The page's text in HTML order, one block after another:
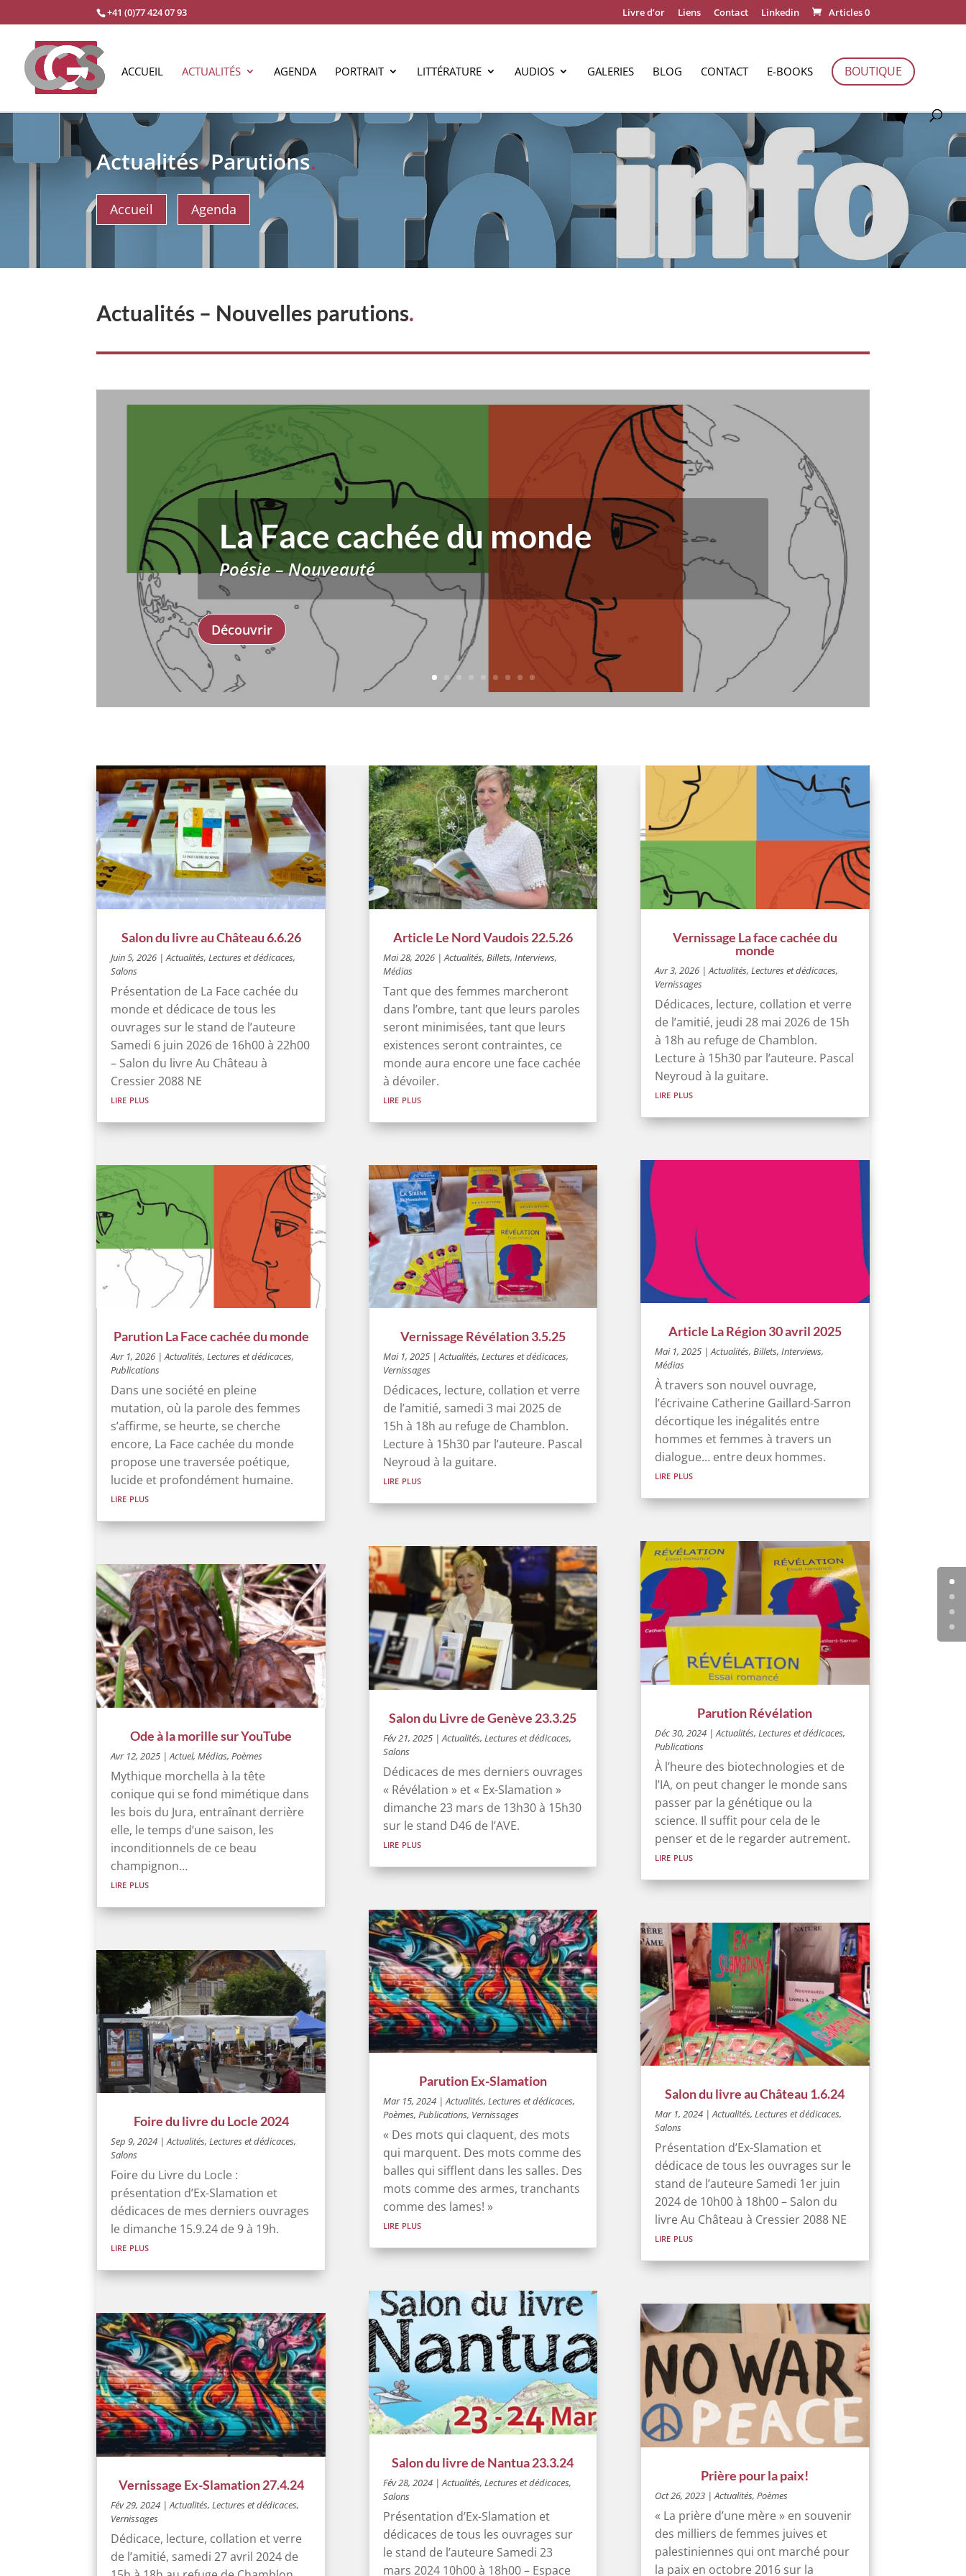
+41 (0)77 424 07 93 Livre d’or Liens Contact Linkedin Articles 0
ACCUEIL ACTUALITÉS AGENDA PORTRAIT LITTÉRATURE AUDIOS GALERIES BLOG CONTACT E-BOOKS BOUTIQUE
Actualités.Parutions.
Accueil Agenda
Actualités – Nouvelles parutions.
La Face cachée du monde
Poésie – Nouveauté
Découvrir
Salon du livre au Château 6.6.26
Juin 5, 2026 |Actualités,Lectures et dédicaces,
Salons
Présentation de La Face cachée du
monde et dédicace de tous les
ouvrages sur le stand de l’auteure
Samedi 6 juin 2026 de 16h00 à 22h00
– Salon du livre Au Château à
Cressier 2088 NE
lire plus
Parution La Face cachée du monde
Avr 1, 2026 |Actualités,Lectures et dédicaces,
Publications
Dans une société en pleine
mutation, où la parole des femmes
s’affirme, se heurte, se cherche
encore, La Face cachée du monde
propose une traversée poétique,
lucide et profondément humaine.
lire plus
Ode à la morille sur YouTube
Avr 12, 2025 |Actuel,Médias,Poèmes
Mythique morchella à la tête
conique qui se fond mimétique dans
les bois du Jura, entraînant derrière
elle, le temps d’une saison, les
inconditionnels de ce beau
champignon…
lire plus
Foire du livre du Locle 2024
Sep 9, 2024 |Actualités,Lectures et dédicaces,
Salons
Foire du Livre du Locle :
présentation d’Ex-Slamation et
dédicaces de mes derniers ouvrages
le dimanche 15.9.24 de 9 à 19h.
lire plus
Vernissage Ex-Slamation 27.4.24
Fév 29, 2024 |Actualités,Lectures et dédicaces,
Vernissages
Dédicace, lecture, collation et verre
de l’amitié, samedi 27 avril 2024 de
Article Le Nord Vaudois 22.5.26
Mai 28, 2026|Actualités, Billets, Interviews,
Médias
Tant que des femmes marcheront
dans l’ombre, tant que leurs paroles
seront minimisées, tant que leurs
existences seront contraintes, ce
monde aura encore une face cachée
à dévoiler.
lire plus
Vernissage Révélation 3.5.25
Mai 1, 2025|Actualités, Lectures et dédicaces,
Vernissages
Dédicaces, lecture, collation et verre
de l’amitié, samedi 3 mai 2025 de
15h à 18h au refuge de Chamblon.
Lecture à 15h30 par l’auteure. Pascal
Neyroud à la guitare.
lire plus
Salon du Livre de Genève 23.3.25
Fév 21, 2025|Actualités, Lectures et dédicaces,
Salons
Dédicaces de mes derniers ouvrages
« Révélation » et « Ex-Slamation »
dimanche 23 mars de 13h30 à 15h30
sur le stand D46 de l’AVE.
lire plus
Parution Ex-Slamation
Mar 15, 2024|Actualités, Lectures et dédicaces,
Poèmes, Publications, Vernissages
« Des mots qui claquent, des mots
qui marquent. Des mots comme des
balles qui sifflent dans les salles. Des
mots comme des armes, tranchants
comme des lames! »
lire plus
Salon du livre de Nantua 23.3.24
Fév 28, 2024|Actualités, Lectures et dédicaces,
Salons
Présentation d’Ex-Slamation et
dédicaces de tous les ouvrages sur
le stand de l’auteure Samedi 23
mars 2024 10h00 à 18h00 – Espace
Vernissage La face cachée du
monde
Avr 3, 2026|Actualités, Lectures et dédicaces,
Vernissages
Dédicaces, lecture, collation et verre
de l’amitié, jeudi 28 mai 2026 de 15h
à 18h au refuge de Chamblon.
Lecture à 15h30 par l’auteure. Pascal
Neyroud à la guitare.
lire plus
Article La Région 30 avril 2025
Mai 1, 2025|Actualités, Billets, Interviews,
Médias
À travers son nouvel ouvrage,
l’écrivaine Catherine Gaillard-Sarron
décortique les inégalités entre
hommes et femmes à travers un
dialogue… entre deux hommes.
lire plus
Parution Révélation
Déc 30, 2024|Actualités, Lectures et dédicaces,
Publications
À l’heure des biotechnologies et de
l’IA, on peut changer le monde sans
passer par la génétique ou la
science. Il suffit pour cela de le
penser et de le regarder autrement.
lire plus
Salon du livre au Château 1.6.24
Mar 1, 2024|Actualités, Lectures et dédicaces,
Salons
Présentation d’Ex-Slamation et
dédicace de tous les ouvrages sur le
stand de l’auteure Samedi 1er juin
2024 de 10h00 à 18h00 – Salon du
livre Au Château à Cressier 2088 NE
lire plus
Prière pour la paix!
Oct 26, 2023|Actualités, Poèmes
« La prière d’une mère » en souvenir
des milliers de femmes juives et
palestiniennes qui ont marché pour
la paix en octobre 2016 sur la